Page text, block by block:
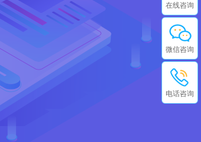
在线咨询
微信咨询
电话咨询